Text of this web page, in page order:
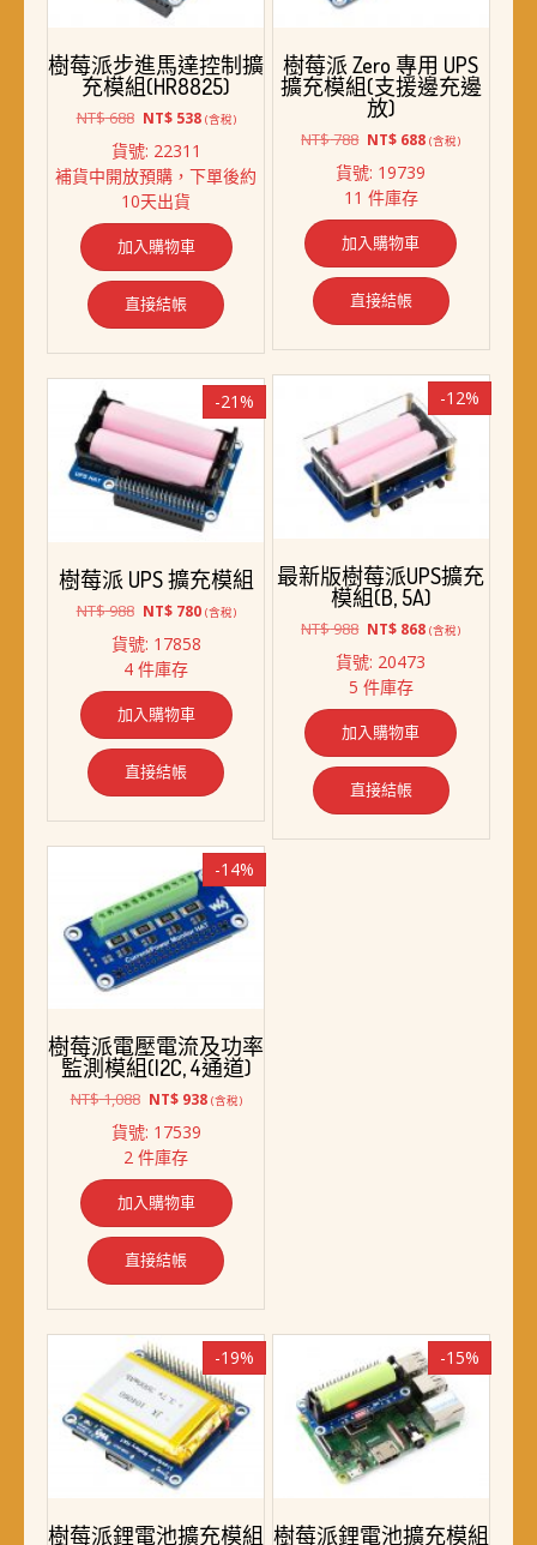
樹莓派 Zero 專用 UPS
擴充模組(支援邊充邊
放)
NT$788 原
價
格：
NT$ 788。
NT$ 688目
NT$ 688。
(含稅)
貨號: 19739
11 件庫存
加入購物車
直接結帳
樹莓派步進馬達控制擴
充模組(HR8825)
NT$688 原
價
格：
NT$ 688。
NT$538目
格：
(含稅)
貨號: 22311
補貨中開放預購，下單後約
10天出貨
加入購物車
直接結帳
-12%
最新版樹莓派UPS擴充
模組(B, 5A)
NT$988 原
價
格：
NT$ 988。
NT$ 868目
NT$ 868。
(含稅)
貨號: 20473
5 件庫存
加入購物車
直接結帳
-21%
樹莓派 UPS 擴充模組
NT$988 原
價
格：
NT$ 988。
NT$780目
價
NT$ 780。
(含稅)
貨號: 17858
4 件庫存
加入購物車
直接結帳
-14%
樹莓派電壓電流及功率
監測模組(I2C, 4通道)
NT$1,088 原
價
格：
NT$ 1,088。
NT$938目
NT$ 938。
(含稅)
貨號: 17539
2 件庫存
加入購物車
直接結帳
-19%
樹莓派鋰電池擴充模組
-15%
樹莓派鋰電池擴充模組